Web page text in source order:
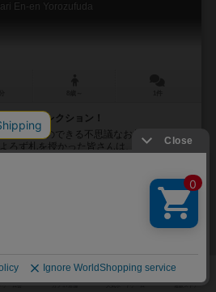
En-en Yorozufuda
セットコレクション！
りることのできる不思議なお札「よろず
ろず札を授かった皆さんは、年に一度日
32
持ってる